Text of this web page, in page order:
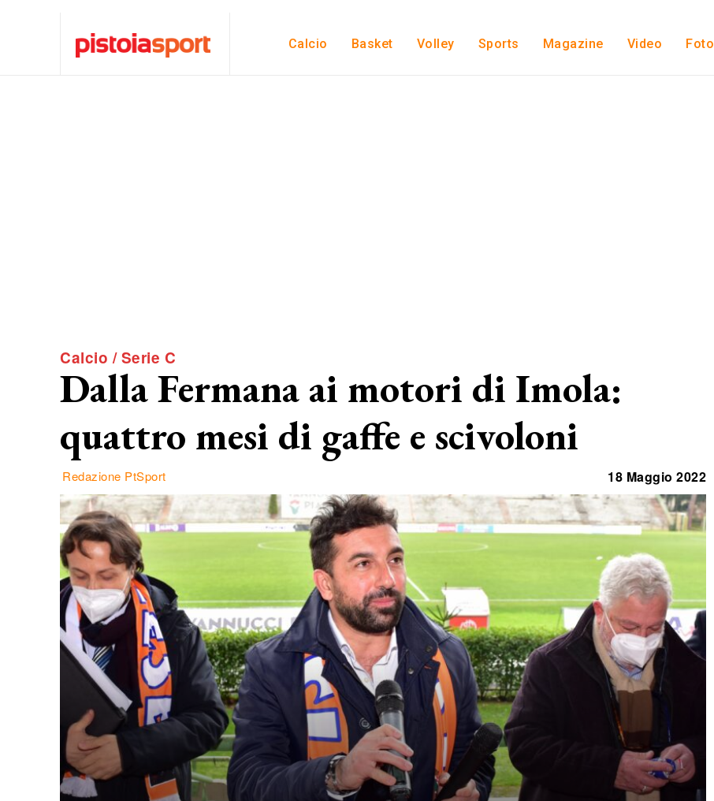
Calcio Basket Volley Sports Magazine Video Foto
Calcio / Serie C
Dalla Fermana ai motori di Imola:
quattro mesi di gaffe e scivoloni
Redazione PtSport 18 Maggio 2022